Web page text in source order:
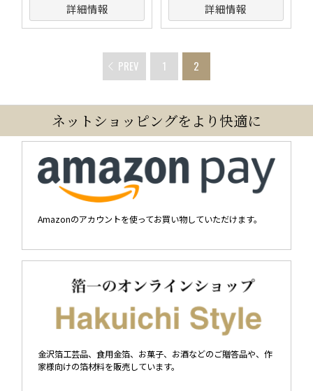
詳細情報 詳細情報
PREV 1 2
ネットショッピングをより快適に
Amazonのアカウントを使ってお買い物していただけます。
金沢箔工芸品、食用金箔、お菓子、お酒などのご贈答品や、作
家様向けの箔材料を販売しています。